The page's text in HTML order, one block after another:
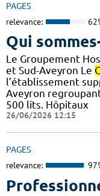
PAGES
relevance:
Qui
Le Groupement
et Sud-Aveyron Le
l’établissement
Aveyron
500 lits. Hôpitaux
26/06/2026 12:15
PAGES
relevance: